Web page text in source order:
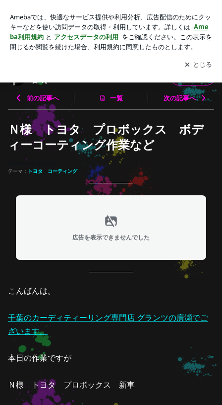
| グランツ店長 カーディティーリング職人の日々。
アプリをダウンロードして ブログの更新通知
を受け取りまし
ょう。
開く
日々。
前の記事へ 一覧 次の記事へ
Ｎ様 トヨタ プロボックス ボデ
ィーコーティング作業など
テーマ：
トヨタ コーティング
広告を表示できませんでした
こんばんは。
千葉のカーディティーリング専門店 グランツの廣瀬でご
ざいます。
本日の作業ですが
Ｎ様 トヨタ プロボックス 新車